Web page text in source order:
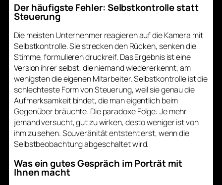
Der häufigste Fehler: Selbstkontrolle statt
Steuerung
Die meisten Unternehmer reagieren auf die Kamera mit
Selbstkontrolle. Sie strecken den Rücken, senken die
Stimme, formulieren druckreif. Das Ergebnis ist eine
Version ihrer selbst, die niemand wiedererkennt, am
wenigsten die eigenen Mitarbeiter. Selbstkontrolle ist die
schlechteste Form von Steuerung, weil sie genau die
Aufmerksamkeit bindet, die man eigentlich beim
Gegenüber bräuchte. Die paradoxe Folge: Je mehr
jemand versucht, gut zu wirken, desto weniger ist von
ihm zu sehen. Souveränität entsteht erst, wenn die
Selbstbeobachtung abgeschaltet wird.
Was ein gutes Gespräch im Porträt mit
Ihnen macht